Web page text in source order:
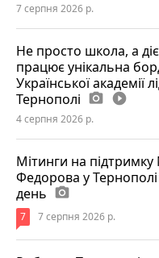
7 серпня 2026 р.
Не просто школа, а
працює унікальна
Української академії
Тернополі photo_camera play_circle_filled
4 серпня 2026 р.
Мітинги на
Федорова у
день photo_camera
7 7 серпня 2026 р.